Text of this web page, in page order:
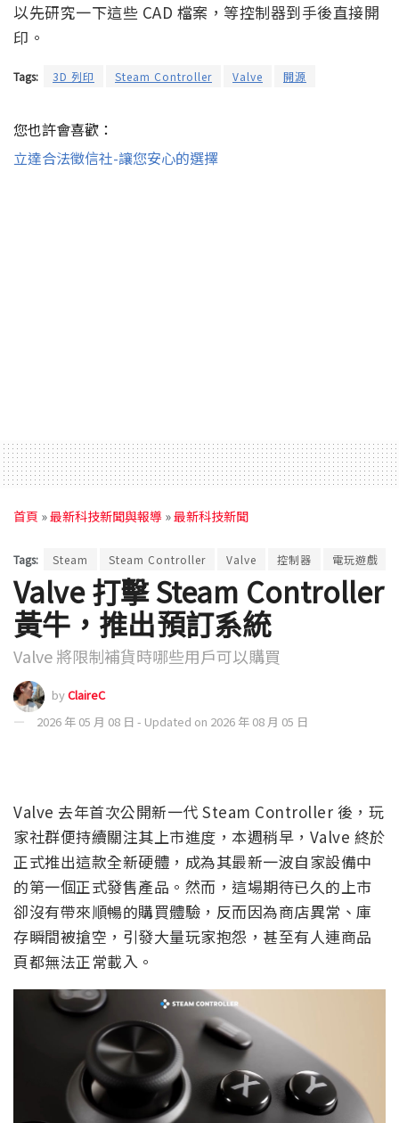
以先研究一下這些 CAD 檔案，等控制器到手後直接開
印。
Tags: 3D 列印 Steam Controller Valve 開源
您也許會喜歡：
立達合法徵信社-讓您安心的選擇
首頁 »最新科技新聞與報導 »最新科技新聞
Tags: Steam Steam Controller Valve 控制器 電玩遊戲
Valve 打擊 Steam Controller
黃牛，推出預訂系統
Valve 將限制補貨時哪些用戶可以購買
byClaireC
2026 年 05 月 08 日 - Updated on 2026 年 08 月 05 日
Valve 去年首次公開新一代 Steam Controller 後，玩
家社群便持續關注其上市進度，本週稍早，Valve 終於
正式推出這款全新硬體，成為其最新一波自家設備中
的第一個正式發售產品。然而，這場期待已久的上市
卻沒有帶來順暢的購買體驗，反而因為商店異常、庫
存瞬間被搶空，引發大量玩家抱怨，甚至有人連商品
頁都無法正常載入。